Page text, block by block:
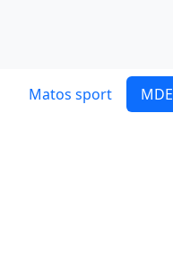
Matos sport MDE